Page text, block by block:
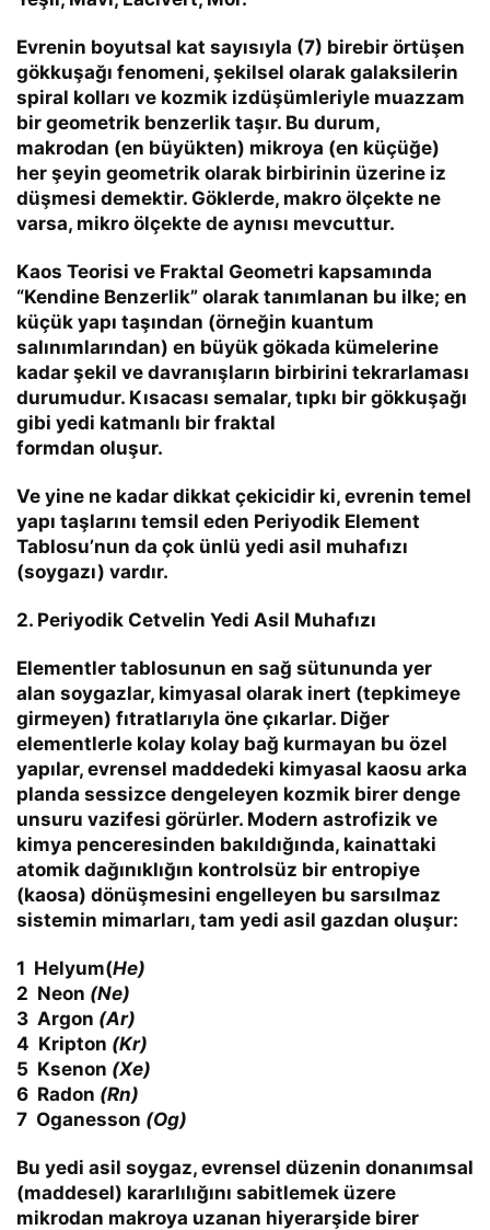
Evrenin boyutsal kat sayısıyla (7) birebir örtüşen
gökkuşağı fenomeni, şekilsel olarak galaksilerin
spiral kolları ve kozmik izdüşümleriyle muazzam
bir geometrik benzerlik taşır. Bu durum,
makrodan (en büyükten) mikroya (en küçüğe)
her şeyin geometrik olarak birbirinin üzerine iz
düşmesi demektir. Göklerde, makro ölçekte ne
varsa, mikro ölçekte de aynısı mevcuttur.
Kaos Teorisi ve Fraktal Geometri kapsamında
“Kendine Benzerlik” olarak tanımlanan bu ilke; en
küçük yapı taşından (örneğin kuantum
salınımlarından) en büyük gökada kümelerine
kadar şekil ve davranışların birbirini tekrarlaması
durumudur. Kısacası semalar, tıpkı bir gökkuşağı
gibi yedi katmanlı bir fraktal
formdan oluşur.
Ve yine ne kadar dikkat çekicidir ki, evrenin temel
yapı taşlarını temsil eden Periyodik Element
Tablosu’nun da çok ünlü yedi asil muhafızı
(soygazı) vardır.
2. Periyodik Cetvelin Yedi Asil Muhafızı
Elementler tablosunun en sağ sütununda yer
alan soygazlar, kimyasal olarak inert (tepkimeye
girmeyen) fıtratlarıyla öne çıkarlar. Diğer
elementlerle kolay kolay bağ kurmayan bu özel
yapılar, evrensel maddedeki kimyasal kaosu arka
planda sessizce dengeleyen kozmik birer denge
unsuru vazifesi görürler. Modern astrofizik ve
kimya penceresinden bakıldığında, kainattaki
atomik dağınıklığın kontrolsüz bir entropiye
(kaosa) dönüşmesini engelleyen bu sarsılmaz
sistemin mimarları, tam yedi asil gazdan oluşur:
1 Helyum(He)
2 Neon (Ne)
3 Argon (Ar)
4 Kripton (Kr)
5 Ksenon (Xe)
6 Radon (Rn)
7 Oganesson (Og)
Bu yedi asil soygaz, evrensel düzenin donanımsal
(maddesel) kararlılığını sabitlemek üzere
mikrodan makroya uzanan hiyerarşide birer